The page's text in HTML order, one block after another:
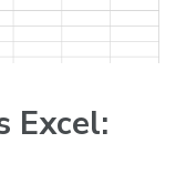
Excel: